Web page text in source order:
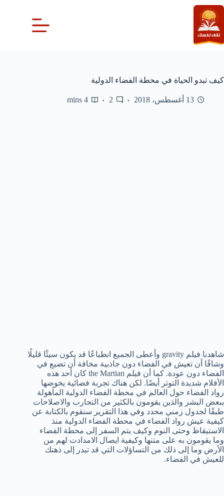
التجاوز
إلى
المحتوى
كيف تبدو الحياة في محطة الفضاء الدولية
13 أغسطس، 2018 2
4 mins
شاهدنا فيلم gravity وأعطى الجميع انطباعًا قد يكون سيئًا قليلًا
وشاقًا أن تعيش في الفضاء دون جاذبية مخافة أن تضيع في
الفضاء دون عودة. كما أن فيلم the Martian كان أحد هذه
الأفلام شديدة التوتر أيضًا. لكن هناك تجربة فضائية يخوضها
رواد الفضاء حول العالم في محطة الفضاء الدولية المأهولة
ببعض البشر والذين يقومون بالكثير من التجارب والاصلاحات
طبقًا لجدول زمني محدد وفي هذا التقرير سنقوم بالكتابة عن
كيفية عيش رواد الفضاء في محطة الفضاء الدولية منذ
الاستيقاظ وحتى النوم وكيف يتم السفر إلى محطة الفضاء
وما يقومون به على متنها وكيفية ايصال الامدادت لهم من
الأرض وما إلى ذلك من التساؤلات التي قد تبدر إلى ذهنك
للعيش في الفضاء.